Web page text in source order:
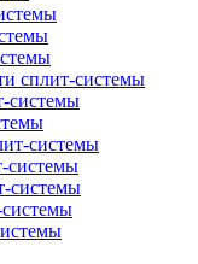
сплит-системы
системы
системы
системы
системы
системы